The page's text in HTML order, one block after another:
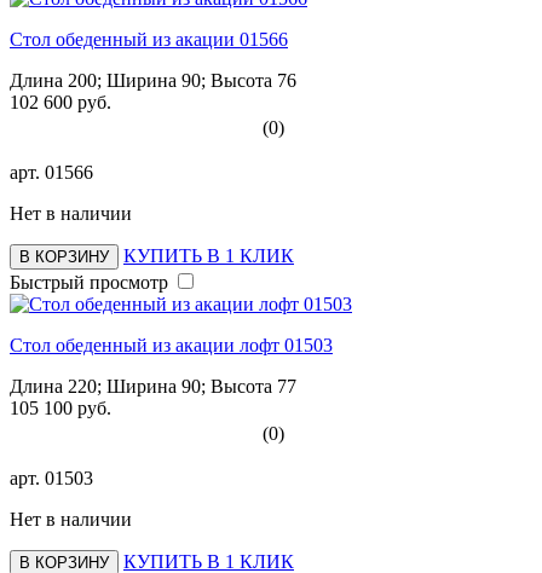
Стол обеденный из акации 01566
Длина 200; Ширина 90; Высота 76
102 600 руб.
(0)
арт. 01566
Нет в наличии
В КОРЗИНУ
КУПИТЬ В 1 КЛИК
Быстрый просмотр
Стол обеденный из акации лофт 01503
Длина 220; Ширина 90; Высота 77
105 100 руб.
(0)
арт. 01503
Нет в наличии
В КОРЗИНУ
КУПИТЬ В 1 КЛИК